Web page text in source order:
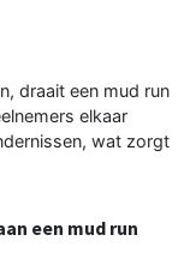
draait een mud run
elkaar
wat zorgt
een mud run